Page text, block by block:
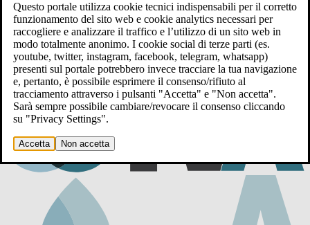
Questo portale utilizza cookie tecnici indispensabili per il corretto
funzionamento del sito web e cookie analytics necessari per
raccogliere e analizzare il traffico e l’utilizzo di un sito web in
modo totalmente anonimo. I cookie social di terze parti (es.
youtube, twitter, instagram, facebook, telegram, whatsapp)
presenti sul portale potrebbero invece tracciare la tua navigazione
e, pertanto, è possibile esprimere il consenso/rifiuto al
tracciamento attraverso i pulsanti "Accetta" e "Non accetta".
Sarà sempre possibile cambiare/revocare il consenso cliccando
su "Privacy Settings".
Accetta Non accetta